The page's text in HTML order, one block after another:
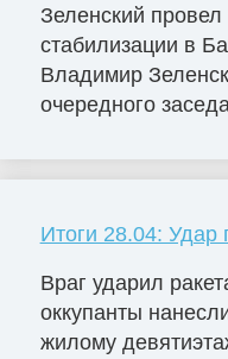
Зеленский
стабилизации в
Владимир
очередного
Итоги 28.04: Удар
Враг ударил
оккупанты
жилому